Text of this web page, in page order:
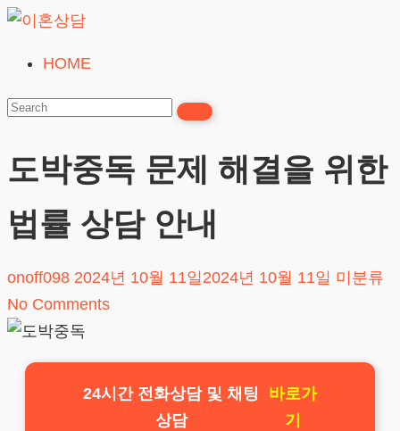
Skip
content
혼
담
HOME
도박중독 문제 해결을 위한
법률 상담 안내
onoff098 2024년 10월 11일 2024년 10월 11일 미분류
No Comments
24시간 전화상담 및 채팅
상담
바로가
기